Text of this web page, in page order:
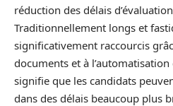
réduction des délais
Traditionnellement longs et
significativement raccourcis
documents et à
signifie que les candidats
dans des délais beaucoup plus